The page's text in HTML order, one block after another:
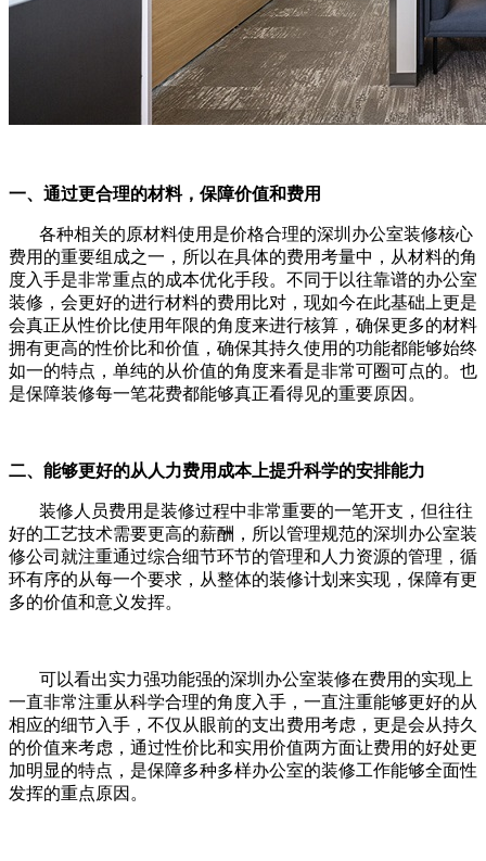
一、通过更合理的材料，保障价值和费用
各种相关的原材料使用是价格合理的深圳办公室装修核心
费用的重要组成之一，所以在具体的费用考量中，从材料的角
度入手是非常重点的成本优化手段。不同于以往靠谱的办公室
装修，会更好的进行材料的费用比对，现如今在此基础上更是
会真正从性价比使用年限的角度来进行核算，确保更多的材料
拥有更高的性价比和价值，确保其持久使用的功能都能够始终
如一的特点，单纯的从价值的角度来看是非常可圈可点的。也
是保障装修每一笔花费都能够真正看得见的重要原因。
二、能够更好的从人力费用成本上提升科学的安排能力
装修人员费用是装修过程中非常重要的一笔开支，但往往
好的工艺技术需要更高的薪酬，所以管理规范的深圳办公室装
修公司就注重通过综合细节环节的管理和人力资源的管理，循
环有序的从每一个要求，从整体的装修计划来实现，保障有更
多的价值和意义发挥。
可以看出实力强功能强的深圳办公室装修在费用的实现上
一直非常注重从科学合理的角度入手，一直注重能够更好的从
相应的细节入手，不仅从眼前的支出费用考虑，更是会从持久
的价值来考虑，通过性价比和实用价值两方面让费用的好处更
加明显的特点，是保障多种多样办公室的装修工作能够全面性
发挥的重点原因。